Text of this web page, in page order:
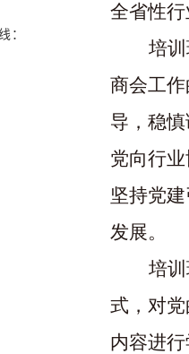
：
全省性行
培
商会工
导，稳
党向行
坚持党
发展。
培
式，对
内容进